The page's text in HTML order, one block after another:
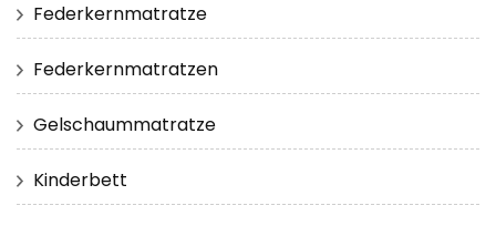
Federkernmatratze
Federkernmatratzen
Gelschaummatratze
Kinderbett